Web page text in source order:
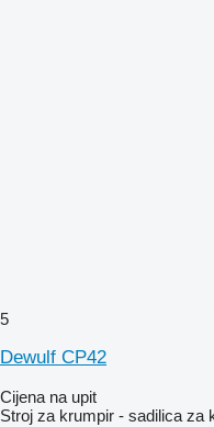
5
Dewulf CP42
Cijena na upit
Stroj za krumpir - sadilica za